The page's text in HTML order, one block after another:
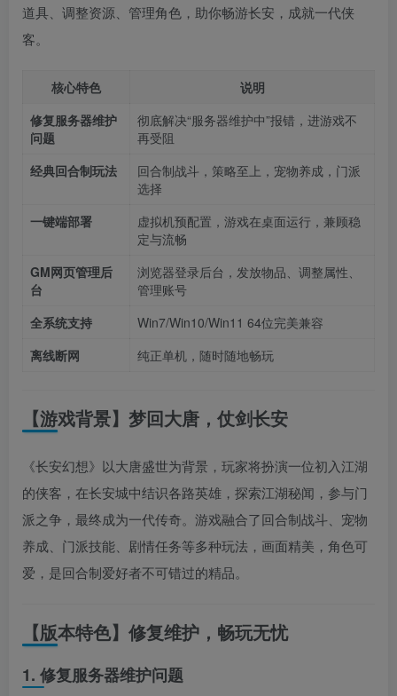
道具、调整资源、管理角色，助你畅游长安，成就一代侠
客。
核心特色
说明
修复服务器维护
问题
彻底解决“服务器维护中”报错，进游戏不
再受阻
经典回合制玩法
回合制战斗，策略至上，宠物养成，门派
选择
一键端部署
虚拟机预配置，游戏在桌面运行，兼顾稳
定与流畅
GM网页管理后
台
浏览器登录后台，发放物品、调整属性、
管理账号
全系统支持
Win7/Win10/Win11 64位完美兼容
离线断网
纯正单机，随时随地畅玩
【游戏背景】梦回大唐，仗剑长安
《长安幻想》以大唐盛世为背景，玩家将扮演一位初入江湖
的侠客，在长安城中结识各路英雄，探索江湖秘闻，参与门
派之争，最终成为一代传奇。游戏融合了回合制战斗、宠物
养成、门派技能、剧情任务等多种玩法，画面精美，角色可
爱，是回合制爱好者不可错过的精品。
【版本特色】修复维护，畅玩无忧
1. 修复服务器维护问题